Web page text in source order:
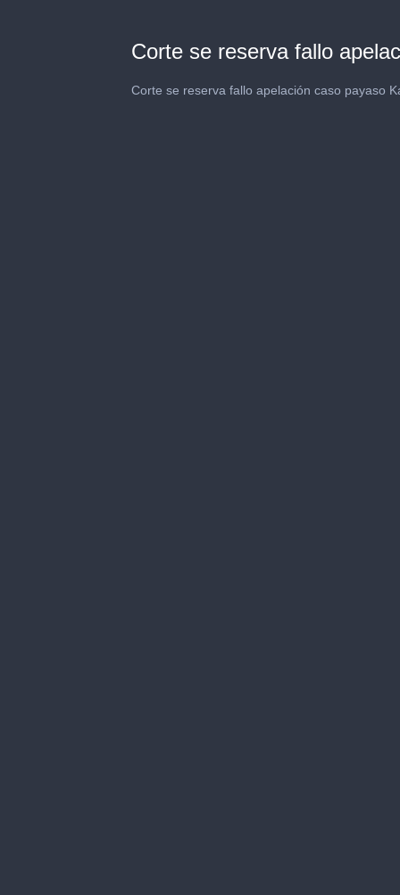
Corte se reserva fallo
Corte se reserva fallo apelación caso payaso